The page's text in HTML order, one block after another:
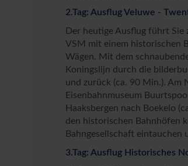
2.Tag: Ausflug Veluwe -
Der heutige Ausflug führt Sie
VSM mit einem historischen
Wägen. Mit dem
Koningslijn durch die
und zurück (ca. 90 Min.). Am
Eisenbahnmuseum
Haaksbergen nach Boekelo
den historischen Bahnhöfen
Bahngesellschaft eintauchen
3.Tag: Ausflug Historisches